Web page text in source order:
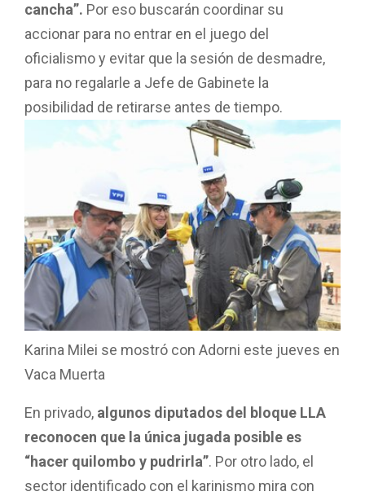
cancha”. Por eso buscarán coordinar su
accionar para no entrar en el juego del
oficialismo y evitar que la sesión de desmadre,
para no regalarle a Jefe de Gabinete la
posibilidad de retirarse antes de tiempo.
Karina Milei se mostró con Adorni este jueves en
Vaca Muerta
En privado, algunos diputados del bloque LLA
reconocen que la única jugada posible es
“hacer quilombo y pudrirla”. Por otro lado, el
sector identificado con el karinismo mira con